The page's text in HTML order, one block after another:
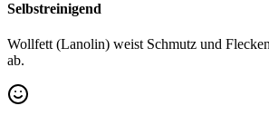
Selbstreinigend
Wollfett (Lanolin) weist Schmutz und
ab.